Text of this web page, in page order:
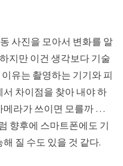
사진을 모아서 변화를 알
지만 이건 생각보다 기술
유는 촬영하는 기기와 피
차이점을 찾아 내야 하
메라가 쓰이면 모를까 …
향후에 스마트폰에도 기
질 수도 있을 것 같다.